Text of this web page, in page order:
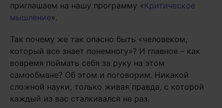
приглашаем на нашу программу «Критическое
мышление».
Так почему же так опасно быть «человеком,
который все знает понемногу»? И главное – как
вовремя поймать себя за руку на этом
самообмане? Об этом и поговорим. Никакой
сложной науки, только живая правда, с которой
каждый из вас сталкивался не раз.